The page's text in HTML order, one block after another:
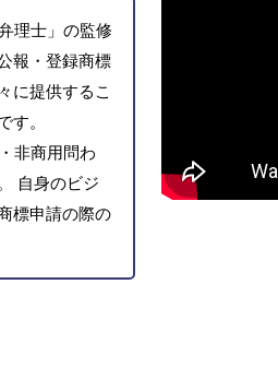
理士」の監修
報・登録商標
に提供するこ
。
非商用問わ
自身のビジ
標申請の際の